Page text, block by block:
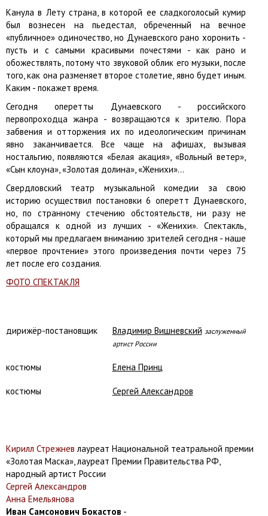
Канула в Лету страна, в которой ее сладкоголосый кумир
был вознесен на пьедестал, обреченный на вечное
«публичное» одиночество, но Дунаевского рано хоронить -
пусть и с самыми красивыми почестями - как рано и
обожествлять, потому что звуковой облик его музыки, после
того, как она разменяет второе столетие, явно будет иным.
Каким - покажет время.
Сегодня оперетты Дунаевского - российского
первопроходца жанра - возвращаются к зрителю. Пора
забвения и отторжения их по идеологическим причинам
явно заканчивается. Все чаще на афишах, вызывая
ностальгию, появляются «Белая акация», «Вольный ветер»,
«Сын клоуна», «Золотая долина», «Женихи»…
Свердловский театр музыкальной комедии за свою
историю осуществил постановки 6 оперетт Дунаевского,
но, по странному стечению обстоятельств, ни разу не
обращался к одной из лучших - «Женихи». Спектакль,
который мы предлагаем вниманию зрителей сегодня - наше
«первое прочтение» этого произведения почти через 75
лет после его создания.
ФОТО СПЕКТАКЛЯ
дирижёр-постановщик Владимир Вишневский заслуженный
артист России
костюмы Елена Принц
костюмы Сергей Александров
Кирилл Стрежнев лауреат Национальной театральной премии
«Золотая Маска», лауреат Премии Правительства РФ,
народный артист России
Сергей Александров
Анна Емельянова
Иван Самсонович Бокастов -